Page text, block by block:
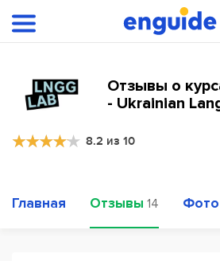
Отзывы о
- Ukrainian
8.2 из 10
Главная Отзывы 14 Фото